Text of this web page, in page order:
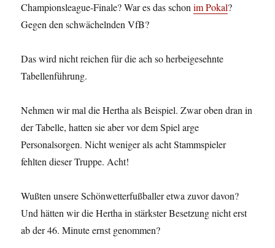
Championsleague-Finale? War es das schonim Pokal?
Gegen den schwächelnden VfB?
Das wird nicht reichen für die ach so herbeigesehnte
Tabellenführung.
Nehmen wir mal die Hertha als Beispiel. Zwar oben dran in
der Tabelle, hatten sie aber vor dem Spiel arge
Personalsorgen. Nicht weniger als acht Stammspieler
fehlten dieser Truppe. Acht!
Wußten unsere Schönwetterfußballer etwa zuvor davon?
Und hätten wir die Hertha in stärkster Besetzung nicht erst
ab der 46. Minute ernst genommen?